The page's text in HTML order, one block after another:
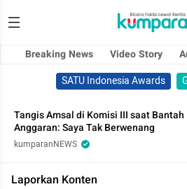
Breaking News Video Story
SATU Indonesia Awards
Tangis Amsal di Komisi III saat
Anggaran: Saya Tak Berwenang
kumparanNEWS
Laporkan Konten